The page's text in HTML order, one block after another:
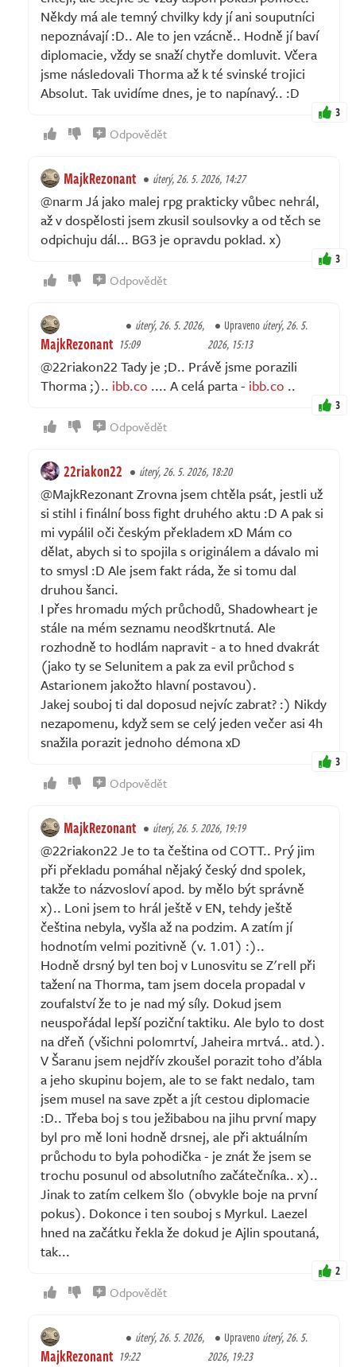
Někdy má ale temný chvilky kdy jí ani souputníci
nepoznávají :D.. Ale to jen vzácně.. Hodně jí baví
diplomacie, vždy se snaží chytře domluvit. Včera
jsme následovali Thorma až k té svinské trojici
Absolut. Tak uvidíme dnes, je to napínavý.. :D
3
Odpovědět
MajkRezonant úterý, 26. 5. 2026, 14:27
@narm Já jako malej rpg prakticky vůbec nehrál,
až v dospělosti jsem zkusil soulsovky a od těch se
odpichuju dál... BG3 je opravdu poklad. x)
3
Odpovědět
MajkRezonant
úterý, 26. 5. 2026,
15:09
Upravenoúterý, 26. 5.
2026, 15:13
@22riakon22 Tady je ;D.. Právě jsme porazili
Thorma ;).. ibb.co .... A celá parta - ibb.co ..
3
Odpovědět
22riakon22 úterý, 26. 5. 2026, 18:20
@MajkRezonant Zrovna jsem chtěla psát, jestli už
si stihl i finální boss fight druhého aktu :D A pak si
mi vypálil oči českým překladem xD Mám co
dělat, abych si to spojila s originálem a dávalo mi
to smysl :D Ale jsem fakt ráda, že si tomu dal
druhou šanci.
I přes hromadu mých průchodů, Shadowheart je
stále na mém seznamu neodškrtnutá. Ale
rozhodně to hodlám napravit - a to hned dvakrát
(jako ty se Selunitem a pak za evil průchod s
Astarionem jakožto hlavní postavou).
Jakej souboj ti dal doposud nejvíc zabrat? :) Nikdy
nezapomenu, když sem se celý jeden večer asi 4h
snažila porazit jednoho démona xD
3
Odpovědět
MajkRezonant úterý, 26. 5. 2026, 19:19
@22riakon22 Je to ta čeština od COTT.. Prý jim
při překladu pomáhal nějaký český dnd spolek,
takže to názvosloví apod. by mělo být správně
x).. Loni jsem to hrál ještě v EN, tehdy ještě
čeština nebyla, vyšla až na podzim. A zatím jí
hodnotím velmi pozitivně (v. 1.01) :)..
Hodně drsný byl ten boj v Lunosvitu se Z'rell při
tažení na Thorma, tam jsem docela propadal v
zoufalství že to je nad mý síly. Dokud jsem
neuspořádal lepší poziční taktiku. Ale bylo to dost
na dřeň (všichni polomrtví, Jaheira mrtvá.. atd.).
V Šaranu jsem nejdřív zkoušel porazit toho ďábla
a jeho skupinu bojem, ale to se fakt nedalo, tam
jsem musel na save zpět a jít cestou diplomacie
:D.. Třeba boj s tou ježibabou na jihu první mapy
byl pro mě loni hodně drsnej, ale při aktuálním
průchodu to byla pohodička - je znát že jsem se
trochu posunul od absolutního začátečníka.. x)..
Jinak to zatím celkem šlo (obvykle boje na první
pokus). Dokonce i ten souboj s Myrkul. Laezel
hned na začátku řekla že dokud je Ajlin spoutaná,
tak...
2
Odpovědět
MajkRezonant
úterý, 26. 5. 2026,
19:22
Upravenoúterý, 26. 5.
2026, 19:23